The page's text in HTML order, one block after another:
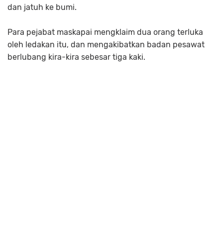
dan jatuh ke bumi.
Para pejabat maskapai mengklaim dua orang terluka
oleh ledakan itu, dan mengakibatkan badan pesawat
berlubang kira-kira sebesar tiga kaki.